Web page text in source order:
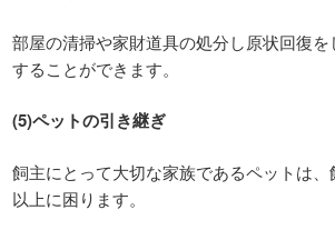
部屋の清掃や家財道具の処分し原状回復
することができます。
(5)ペットの引き継ぎ
飼主にとって大切な家族であるペットは
以上に困ります。